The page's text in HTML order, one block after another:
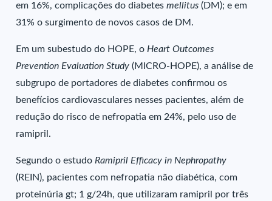
em 16%, complicações do diabetesmellitus (DM); e em
31% o surgimento de novos casos de DM.
Em um subestudo do HOPE, o Heart Outcomes
Prevention Evaluation Study (MICRO-HOPE), a análise de
subgrupo de portadores de diabetes confirmou os
benefícios cardiovasculares nesses pacientes, além de
redução do risco de nefropatia em 24%, pelo uso de
ramipril.
Segundo o estudo Ramipril Efficacy in Nephropathy
(REIN), pacientes com nefropatia não diabética, com
proteinúria gt; 1 g/24h, que utilizaram ramipril por três